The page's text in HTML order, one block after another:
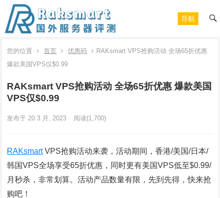
导航
您的位置 首页 优惠码
RAKsmart VPS抢购活动 全场65折优惠
爆款美国VPS仅$0.99
RAKsmart VPS抢购活动 全场65折优惠 爆款美国
VPS仅$0.99
发布于 20 3 月, 2023 阅读(1,700)
RAKsmartVPS抢购活动来袭，活动期间，香港/美国/日本/
韩国VPS全场享受65折优惠，同时更有美国VPS低至$0.99/
月秒杀，非常划算。活动产品数量有限，先到先得，快来抢
购吧！